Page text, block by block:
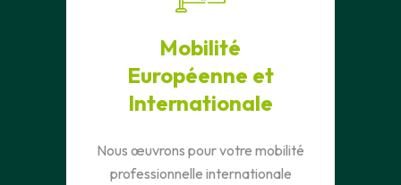
Mobilité
Européenne et
Internationale
Nous œuvrons pour votre mobilité
professionnelle internationale